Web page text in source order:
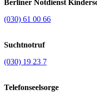
Berliner Notdienst
(030) 61 00 66
Suchtnotruf
(030) 19 23 7
Telefonseelsorge